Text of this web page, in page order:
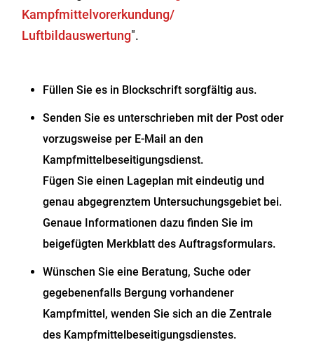
Kampfmittelvorerkundung/
Luftbildauswertung".
Füllen Sie es in Blockschrift sorgfältig aus.
Senden Sie es unterschrieben mit der Post oder
vorzugsweise per E-Mail an den
Kampfmittelbeseitigungsdienst.
Fügen Sie einen Lageplan mit eindeutig und
genau abgegrenztem Untersuchungsgebiet bei.
Genaue Informationen dazu finden Sie im
beigefügten Merkblatt des Auftragsformulars.
Wünschen Sie eine Beratung, Suche oder
gegebenenfalls Bergung vorhandener
Kampfmittel, wenden Sie sich an die Zentrale
des Kampfmittelbeseitigungsdienstes.